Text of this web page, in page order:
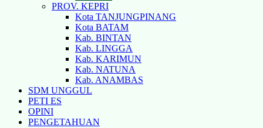
PROV. KEPRI
Kota TANJUNGPINANG
Kota BATAM
Kab. BINTAN
Kab. LINGGA
Kab. KARIMUN
Kab. NATUNA
Kab. ANAMBAS
SDM UNGGUL
PETI ES
OPINI
PENGETAHUAN